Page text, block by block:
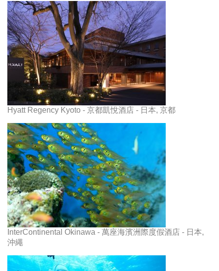
Hyatt Regency Kyoto - 京都凱悅酒店 - 日本, 京都
InterContinental Okinawa - 萬座海濱洲際度假酒店 - 日本,
沖繩